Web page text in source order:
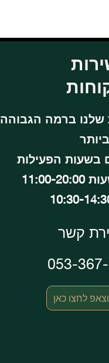
שלנו ברמה הגבוהה
ביותר
בשעות הפעילות
20:00
קשר
053-
לחצו כאן